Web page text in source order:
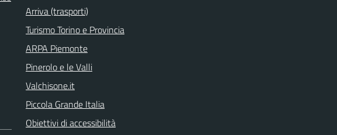
Arriva (trasporti)
Turismo Torino e Provincia
ARPA Piemonte
Pinerolo e le Valli
Valchisone.it
Piccola Grande Italia
Obiettivi di accessibilità